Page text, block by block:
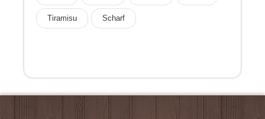
Tiramisu Scharf